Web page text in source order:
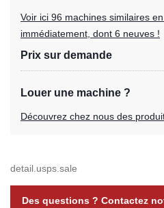
Voir ici 96 machines similaires
immédiatement, dont 6 neuves !
Prix sur demande
Louer une machine ?
Découvrez chez nous des
detail.usps.sale
Des questions ? Contactez